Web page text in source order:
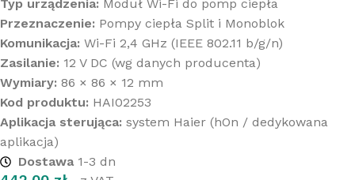
Typ urządzenia: Moduł Wi-Fi do pomp ciepła
Przeznaczenie: Pompy ciepła Split i Monoblok
Komunikacja: Wi-Fi 2,4 GHz (IEEE 802.11 b/g/n)
Zasilanie: 12 V DC (wg danych producenta)
Wymiary: 86 × 86 × 12 mm
Kod produktu: HAI02253
Aplikacja sterująca: system Haier (hOn / dedykowana
aplikacja)
Dostawa1-3 dn